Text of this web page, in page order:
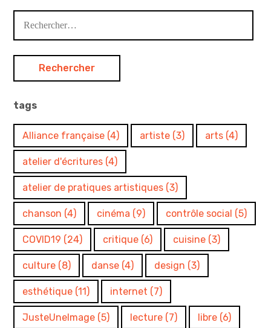
tags
Alliance française (4) artiste (3) arts (4)
atelier d'écritures (4)
atelier de pratiques artistiques (3)
chanson (4) cinéma (9) contrôle social (5)
COVID19 (24) critique (6) cuisine (3)
culture (8) danse (4) design (3)
esthétique (11) internet (7)
JusteUneImage (5) lecture (7) libre (6)